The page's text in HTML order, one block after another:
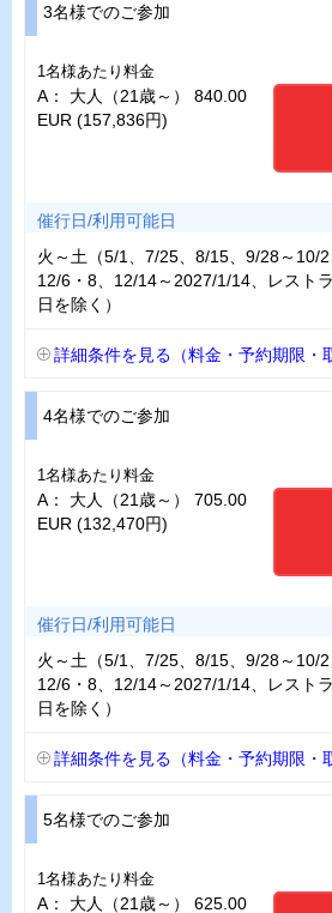
3名様でのご参加
1名様あたり料金
A： 大人（21歳～） 840.00
EUR (157,836円)
催行日/利用可能日
火～土（5/1、7/25、8/15、9/28～10/2
12/6・8、12/14～2027/1/14、レスト
日を除く）
詳細条件を見る（料金・予約期限・
4名様でのご参加
1名様あたり料金
A： 大人（21歳～） 705.00
EUR (132,470円)
催行日/利用可能日
火～土（5/1、7/25、8/15、9/28～10/2
12/6・8、12/14～2027/1/14、レスト
日を除く）
詳細条件を見る（料金・予約期限・
5名様でのご参加
1名様あたり料金
A： 大人（21歳～） 625.00